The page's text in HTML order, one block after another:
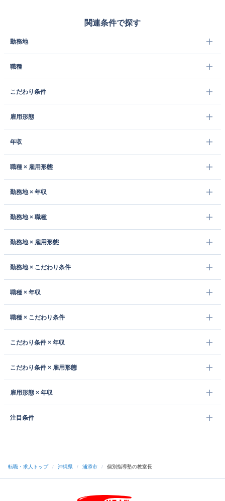
関連条件で探す
勤務地
職種
こだわり条件
雇用形態
年収
職種 × 雇用形態
勤務地 × 年収
勤務地 × 職種
勤務地 × 雇用形態
勤務地 × こだわり条件
職種 × 年収
職種 × こだわり条件
こだわり条件 × 年収
こだわり条件 × 雇用形態
雇用形態 × 年収
注目条件
転職・求人トップ / 沖縄県 / 浦添市 / 個別指導塾の教室長